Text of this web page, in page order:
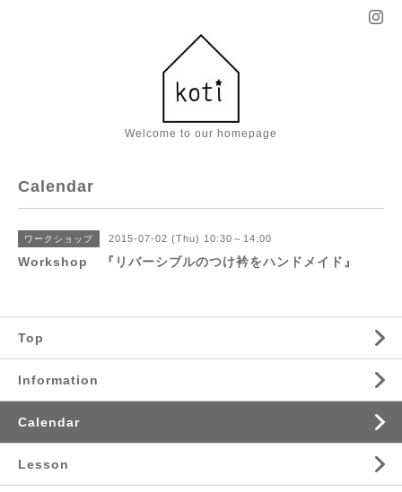
Welcome to our homepage
Calendar
ワークショップ 2015-07-02 (Thu) 10:30～14:00
Workshop 『リバーシブルのつけ衿をハンドメイド』
Top
Information
Calendar
Lesson